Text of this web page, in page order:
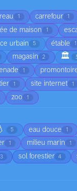
1 carrefour 1
de maison 1
urbain 5 étable 1
magasin 2 🏛️
1
1 site internet 1
zoo 1
5 eau douce 1
1 milieu marin 1
3 sol forestier 4